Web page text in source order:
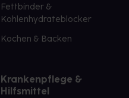
Fettbinder &
Kohlenhydrateblocker
Kochen & Backen
Krankenpflege &
Hilfsmittel